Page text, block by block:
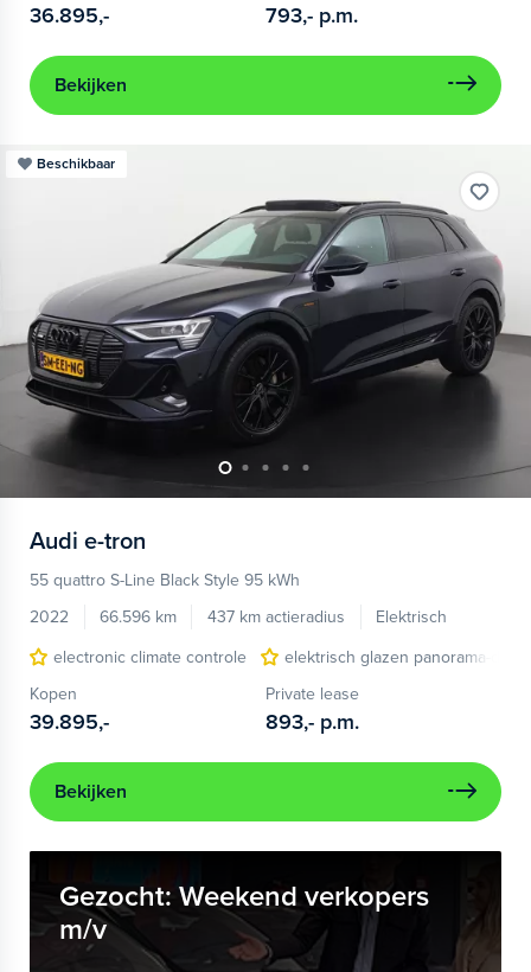
36.895,- 793,- p.m.
Bekijken
Beschikbaar
Audi e-tron
55 quattro S-Line Black Style 95 kWh
2022
66.596 km 437 km actieradius
Elektrisch
electronic climate controle
elektrisch glazen panorama-dak
Kopen
39.895,-
Private lease
893,- p.m.
Bekijken
Gezocht: Weekend verkopers
m/v